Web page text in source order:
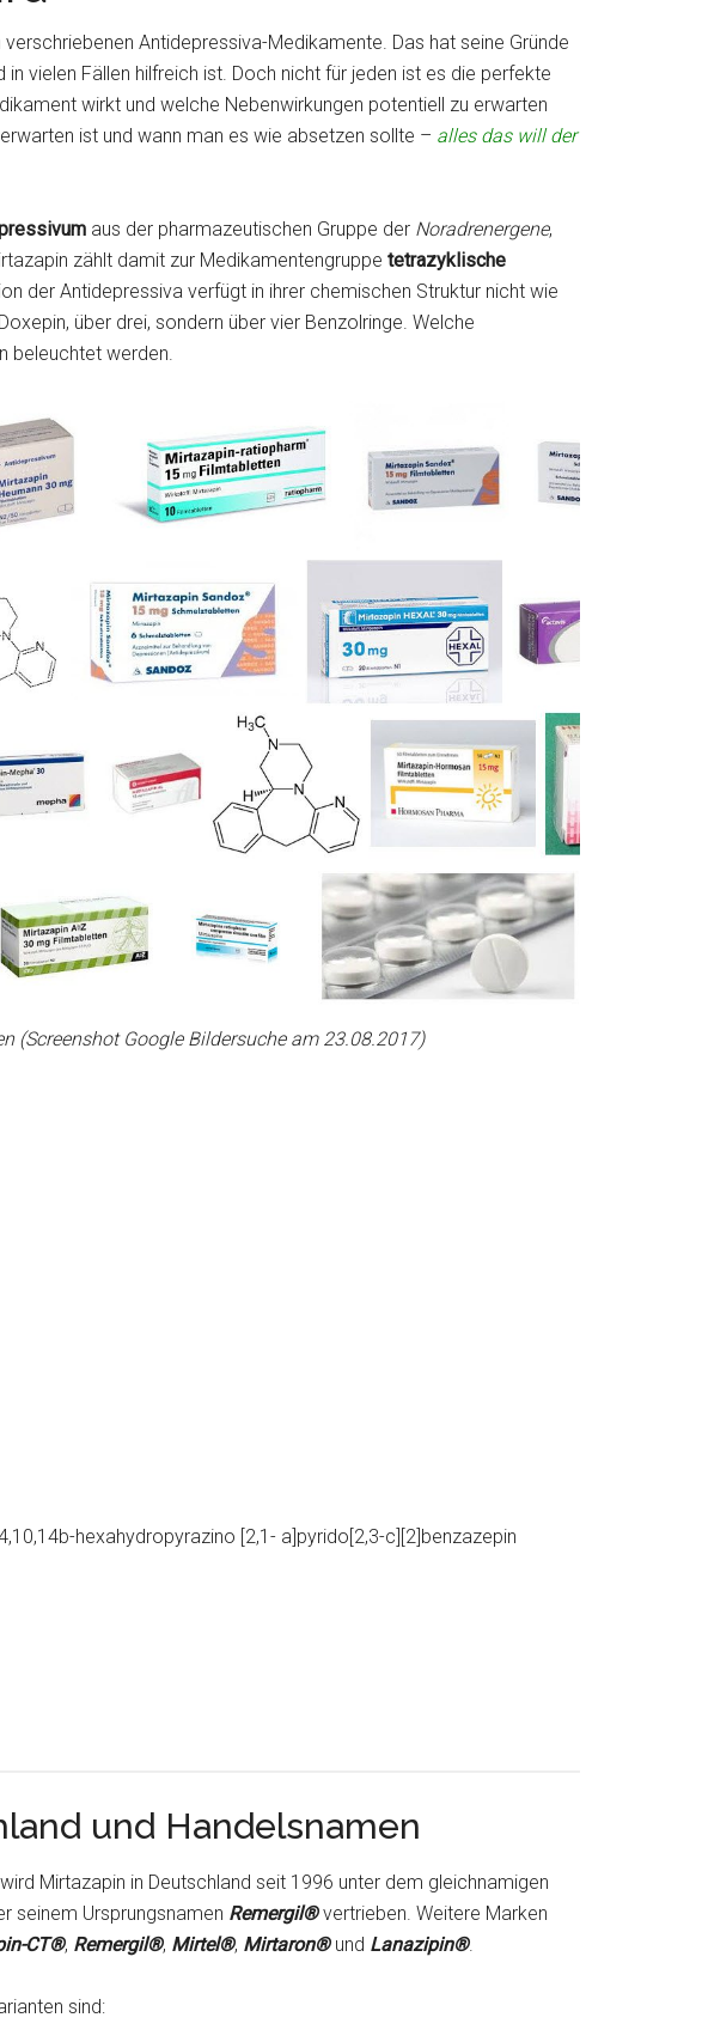
Antidepressiva-Medikamente. Das hat seine Gründe
in vielen Fällen hilfreich ist. Doch nicht für jeden ist es die perfekte
wirkt und welche Nebenwirkungen potentiell zu erwarten
ist und wann man es wie absetzen sollte – alles das will der
aus der pharmazeutischen Gruppe der Noradrenergene,
zählt damit zur Medikamentengruppe tetrazyklische
der Antidepressiva verfügt in ihrer chemischen Struktur nicht wie
über drei, sondern über vier Benzolringe. Welche
beleuchtet werden.
(Screenshot Google Bildersuche am 23.08.2017)
hexahydropyrazino [2,1- a]pyrido[2,3-c][2]benzazepin
und Handelsnamen
wird Mirtazapin in Deutschland seit 1996 unter dem gleichnamigen
seinem Ursprungsnamen Remergil®vertrieben. Weitere Marken
CT®, Remergil®, Mirtel®, Mirtaron®und Lanazipin®.
sind: